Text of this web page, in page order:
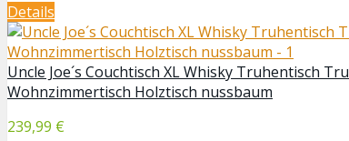
Details
Uncle Joe´s Couchtisch XL Whisky Truhentisch
Wohnzimmertisch Holztisch nussbaum
239,99 €